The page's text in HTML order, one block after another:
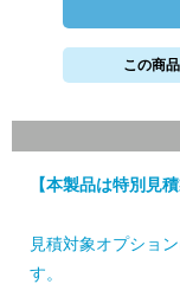
この商
【本製品は特別見
見積対象オプショ
す。